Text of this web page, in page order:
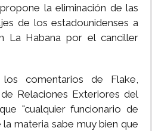
la eliminación de las
de los estadounidenses a
La Habana por el canciller
comentarios de Flake,
Relaciones Exteriores del
"cualquier funcionario de
materia sabe muy bien que